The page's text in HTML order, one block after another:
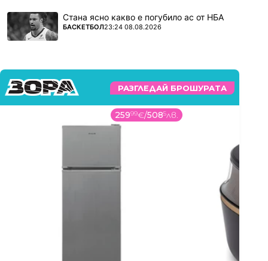
Стана ясно какво е погубило ас от НБА
ПОВЕЧЕ ОТ
БАСКЕТБОЛ23:24 08.08.2026
РАЗГЛЕДАЙ БРОШУРАТА
25999€/5085лв.